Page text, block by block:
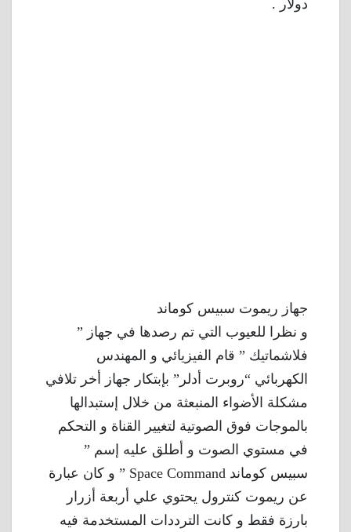
دولار .
جهاز ريموت سبيس كوماند
و نظرا للعيوب التي تم رصدها في جهاز ”
فلاشماتيك ” قام الفيزيائي و المهندس
الكهربائي “روبرت أدلر” بإبتكار جهاز أخر تلافي
مشكلة الأضواء المنبعثة من خلال إستبدالها
بالموجات فوق الصوتية لتغيير القناة و التحكم
في مستوي الصوت و أطلق عليه إسم ”
سبيس كوماند Space Command ” و كان عبارة
عن ريموت كنترول يحتوي علي أربعة أزرار
بارزة فقط و كانت الترددات المستخدمة فيه